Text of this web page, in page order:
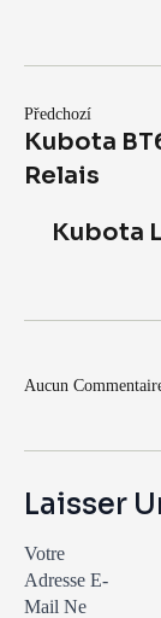
Předchozí
Kubota
Relais
Kubota
Aucun
Laisser
Votre
Adresse E-
Mail Ne